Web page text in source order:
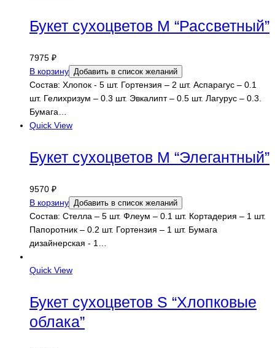
Букет сухоцветов M “Рассветный”
7975 ₽
В корзину Добавить в список желаний
Состав: Хлопок - 5 шт. Гортензия – 2 шт. Аспарагус – 0.1
шт. Гелихризум – 0.3 шт. Эвкалипт – 0.5 шт. Лагурус – 0.3.
Бумага…
Quick View
Букет сухоцветов M “Элегантный”
9570 ₽
В корзину Добавить в список желаний
Состав: Стелла – 5 шт. Флеум – 0.1 шт. Кортадерия – 1 шт.
Папоротник – 0.2 шт. Гортензия – 1 шт. Бумага
дизайнерская - 1…
Quick View
Букет сухоцветов S “Хлопковые
облака”